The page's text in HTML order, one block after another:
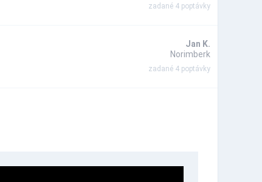
zadané 4 poptávky
Jan K.
Norimberk
zadané 4 poptávky